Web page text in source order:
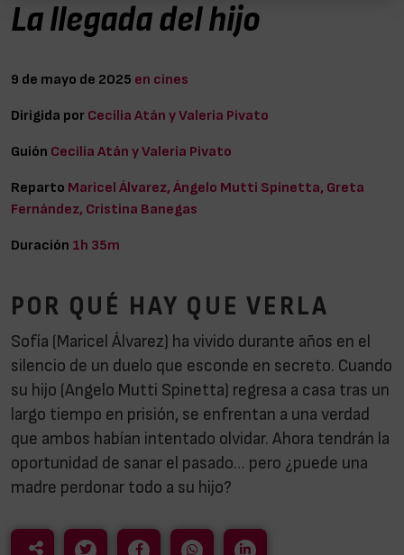
La llegada del hijo
9 de mayo de 2025 en cines
Dirigida por Cecilia Atán y Valeria Pivato
Guión Cecilia Atán y Valeria Pivato
Reparto Maricel Álvarez, Ángelo Mutti Spinetta, Greta
Fernández, Cristina Banegas
Duración 1h 35m
POR QUÉ HAY QUE VERLA
Sofía (Maricel Álvarez) ha vivido durante años en el
silencio de un duelo que esconde en secreto. Cuando
su hijo (Angelo Mutti Spinetta) regresa a casa tras un
largo tiempo en prisión, se enfrentan a una verdad
que ambos habían intentado olvidar. Ahora tendrán la
oportunidad de sanar el pasado… pero ¿puede una
madre perdonar todo a su hijo?